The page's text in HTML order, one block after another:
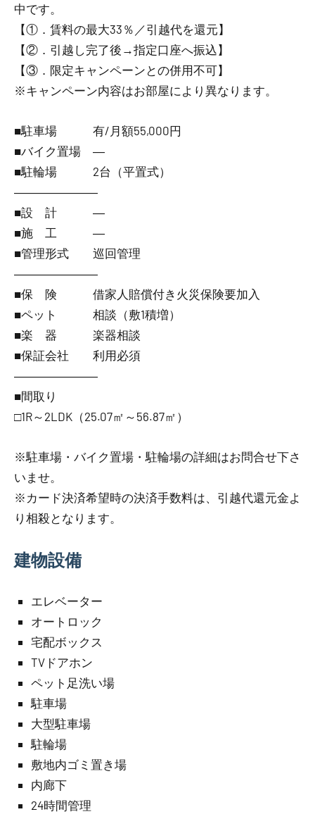
中です。
【①．賃料の最大33％／引越代を還元】
【②．引越し完了後→指定口座へ振込】
【③．限定キャンペーンとの併用不可】
※キャンペーン内容はお部屋により異なります。
■駐車場 有/月額55,000円
■バイク置場 ―
■駐輪場 2台（平置式）
―――――――
■設 計 ―
■施 工 ―
■管理形式 巡回管理
―――――――
■保 険 借家人賠償付き火災保険要加入
■ペット 相談（敷1積増）
■楽 器 楽器相談
■保証会社 利用必須
―――――――
■間取り
□1R～2LDK（25.07㎡～56.87㎡）
※駐車場・バイク置場・駐輪場の詳細はお問合せ下さ
いませ。
※カード決済希望時の決済手数料は、引越代還元金よ
り相殺となります。
建物設備
エレベーター
オートロック
宅配ボックス
TVドアホン
ペット足洗い場
駐車場
大型駐車場
駐輪場
敷地内ゴミ置き場
内廊下
24時間管理